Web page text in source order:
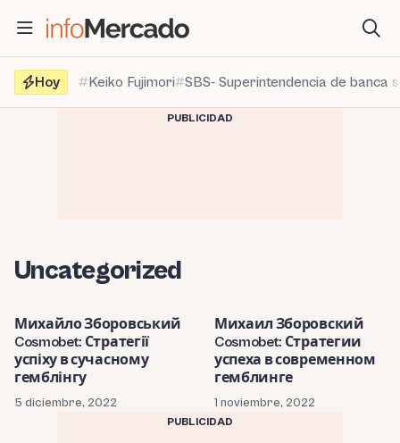
contenido
Hoy
Keiko Fujimori SBS- Superintendencia de banca
PUBLICIDAD
Uncategorized
Михайло Зборовський
Cosmobet: Стратегії
успіху в сучасному
гемблінгу
5 diciembre, 2022
Михаил Зборовский
Cosmobet: Стратегии
успеха в современном
гемблинге
1 noviembre, 2022
PUBLICIDAD